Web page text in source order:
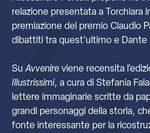
relazione presentata a Torchiara
premiazione del premio Claudio
dibattiti tra quest’ultimo e Dante
SuAvvenire viene recensita
Illustrissimi, a cura di Stefania
lettere immaginarie scritte da
grandi personaggi della storia,
fonte interessante per la